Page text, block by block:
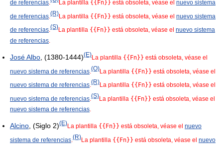
de referencias La plantilla {{Fn}} está obsoleta, véase el nuevo sistema
de referencias (R)La plantilla {{Fn}} está obsoleta, véase el nuevo sistema
de referencias.(S)La plantilla {{Fn}} está obsoleta, véase el nuevo sistema
de referencias.
José Albo , (1380-1444)(E)La plantilla {{Fn}} está obsoleta, véase el
nuevo sistema de referencias (O)La plantilla {{Fn}} está obsoleta, véase el
nuevo sistema de referencias.(R)La plantilla {{Fn}} está obsoleta, véase el
nuevo sistema de referencias (S)La plantilla {{Fn}} está obsoleta, véase el
nuevo sistema de referencias.
Alcino , (Siglo 2)(E)La plantilla {{Fn}} está obsoleta, véase el nuevo
sistema de referencias (R)La plantilla {{Fn}} está obsoleta, véase el nuevo